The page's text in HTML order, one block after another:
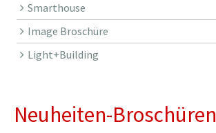
Smarthouse
Image Broschüre
Light+Building
Neuheiten-Broschüren